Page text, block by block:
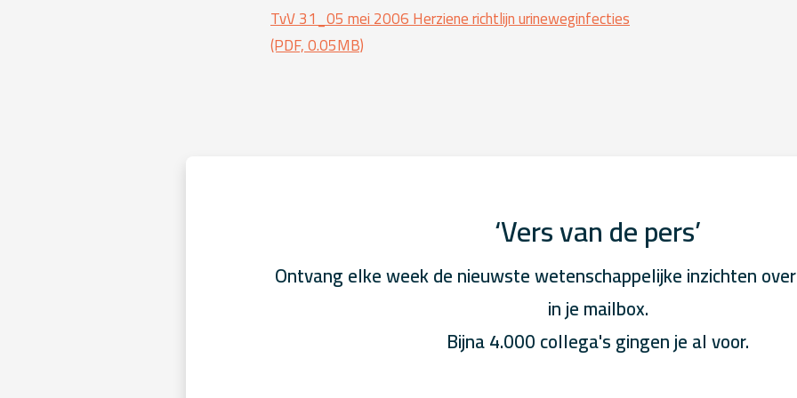
TvV 31_05 mei 2006 Herziene richtlijn urineweginfecties
(PDF, 0.05MB)
‘Vers van de pers’
Ontvang elke week de nieuwste wetenschappelijke inzichten
in je mailbox.
Bijna 4.000 collega's gingen je al voor.